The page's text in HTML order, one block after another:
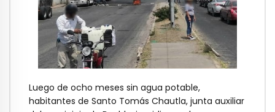
Luego de ocho meses sin agua potable,
habitantes de Santo Tomás Chautla, junta auxiliar